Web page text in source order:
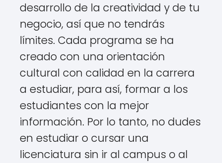
desarrollo de la creatividad y de tu
negocio, así que no tendrás
límites. Cada programa se ha
creado con una orientación
cultural con calidad en la carrera
a estudiar, para así, formar a los
estudiantes con la mejor
información. Por lo tanto, no dudes
en estudiar o cursar una
licenciatura sin ir al campus o al